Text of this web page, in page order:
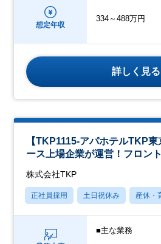
想定年収
334～488万円
詳しく見る
【TKP1115-アパホテルTKP
ース上場企業が運営！フロ
株式会社TKP
正社員採用 土日祝休み 産休・
■主な業務